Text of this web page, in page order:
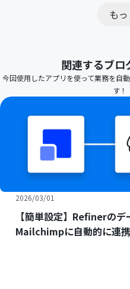
も
関連するブロ
今回使用したアプリを使って業務を自
す！
2026/03/01
【簡単設定】Refinerのデ
Mailchimpに自動的に連